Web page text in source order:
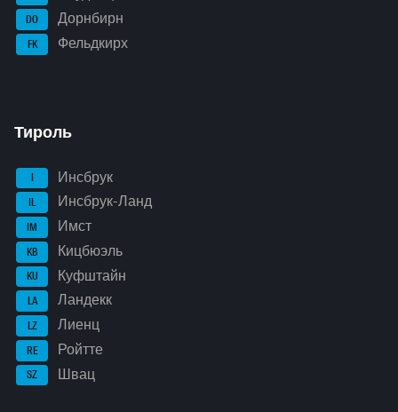
DO Дорнбирн
FK Фельдкирх
Тироль
I Инсбрук
IL Инсбрук-Ланд
IM Имст
KB Кицбюэль
KU Куфштайн
LA Ландекк
LZ Лиенц
RE Ройтте
SZ Швац